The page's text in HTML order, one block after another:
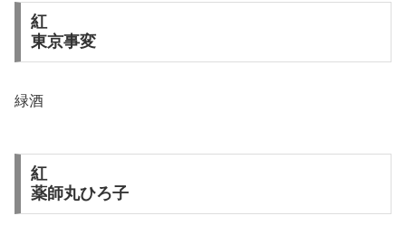
紅
東京事変
緑酒
紅
薬師丸ひろ子